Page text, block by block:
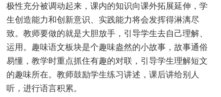
极性充分被调动起来，课内的知识向课外拓展延伸，学
生创造能力和创新意识、实践能力将会发挥得淋漓尽
致。教师要做的就是大胆放手，引导学生去自己理解、
运用。趣味语文板块是个趣味盎然的小故事，故事通俗
易懂，教学时重点抓住有趣的对联，引导学生理解短文
的趣味所在。教师鼓励学生练习讲述，课后讲给别人
听，进行语言积累。